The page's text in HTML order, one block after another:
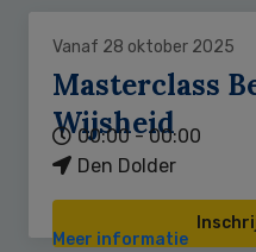
Vanaf 28 oktober 2025
Masterclass
Wijsheid
00:00 - 00:00
Den Dolder
Meer informatie